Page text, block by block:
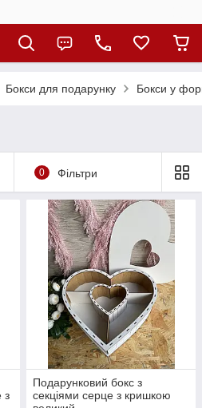
Бокси для подарунку Бокси у
0 Фільтри
з
Подарунковий бокс з
секціями серце з кришкою